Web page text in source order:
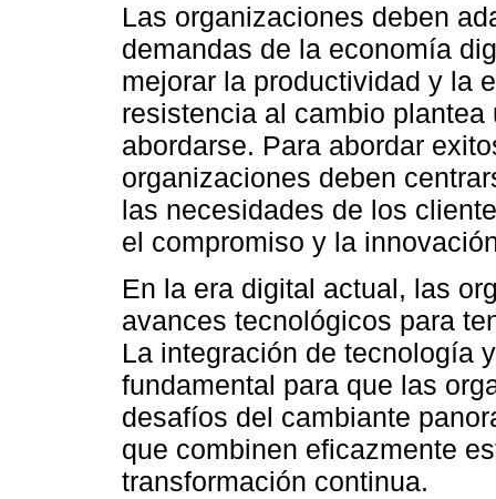
Las organizaciones deben
demandas de la economía
mejorar la productividad y la
resistencia al cambio
abordarse. Para abordar
organizaciones deben
las necesidades de los
el compromiso y la
En la era digital actual, las
avances tecnológicos para
La integración de tecnología
fundamental para que las
desafíos del cambiante
que combinen eficazmente
transformación continua.